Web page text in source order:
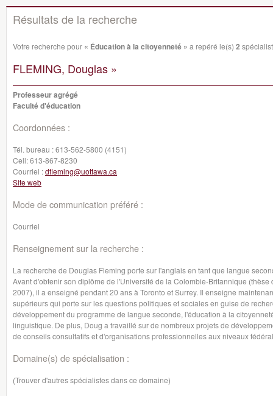
Résultats de la recherche
Votre recherche pour « Éducation à la citoyenneté » a repéré le(s) 2
FLEMING, Douglas »
Professeur agrégé
Faculté d'éducation
Coordonnées :
Tél. bureau :613-562-5800 (4151)
Cell:613-867-8230
Courriel :dfleming@uottawa.ca
Site web
Mode de communication préféré :
Courriel
Renseignement sur la recherche :
La recherche de Douglas Fleming porte sur l'anglais en tant que langue
Avant d'obtenir son diplôme de l'Université de la Colombie-Britannique
2007), il a enseigné pendant 20 ans à Toronto et Surrey. Il enseigne
supérieurs qui porte sur les questions politiques et sociales en guise de
développement du programme de langue seconde, l'éducation à la
linguistique. De plus, Doug a travaillé sur de nombreux projets de
de conseils consultatifs et d'organisations professionnelles aux niveaux
Domaine(s) de spécialisation :
(Trouver d'autres spécialistes dans ce domaine)